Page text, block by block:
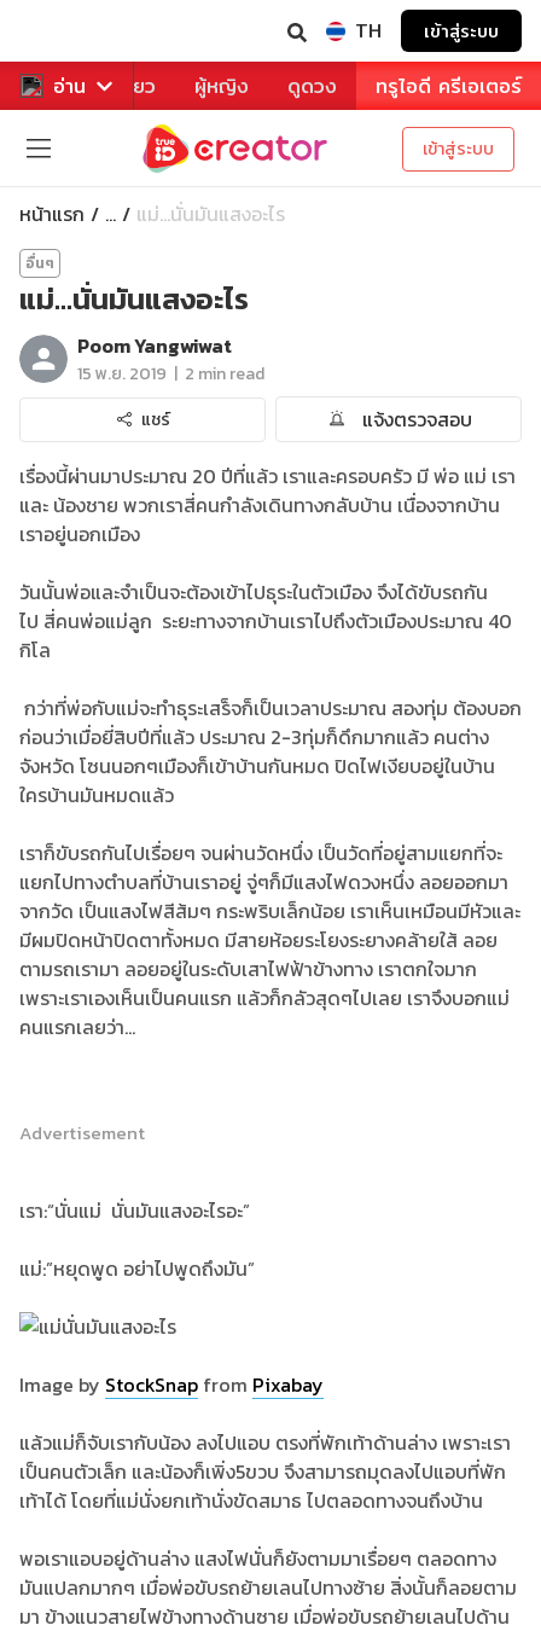
TH เข้าสู่ระบบ
อ่าน
หาร ท่องเที่ยว ผู้หญิง ดูดวง ทรูไอดี ครีเอเตอร์
เข้าสู่ระบบ
หน้าแรก ... แม่...นั่นมันแสงอะไร
อื่นๆ
แม่...นั่นมันแสงอะไร
Poom Yangwiwat
15 พ.ย. 2019 | 2 min read
แชร์
แจ้งตรวจสอบ
เรื่องนี้ผ่านมาประมาณ 20 ปีที่แล้ว เราและครอบครัว มี พ่อ แม่ เรา
และ น้องชาย พวกเราสี่คนกำลังเดินทางกลับบ้าน เนื่องจากบ้าน
เราอยู่นอกเมือง
วันนั้นพ่อและจำเป็นจะต้องเข้าไปธุระในตัวเมือง จึงได้ขับรถกัน
ไป สี่คนพ่อแม่ลูก ระยะทางจากบ้านเราไปถึงตัวเมืองประมาณ 40
กิโล
กว่าที่พ่อกับแม่จะทำธุระเสร็จก็เป็นเวลาประมาณ สองทุ่ม ต้องบอก
ก่อนว่าเมื่อยี่สิบปีที่แล้ว ประมาณ 2-3ทุ่มก็ดึกมากแล้ว คนต่าง
จังหวัด โซนนอกๆเมืองก็เข้าบ้านกันหมด ปิดไฟเงียบอยู่ในบ้าน
ใครบ้านมันหมดแล้ว
เราก็ขับรถกันไปเรื่อยๆ จนผ่านวัดหนึ่ง เป็นวัดที่อยู่สามแยกที่จะ
แยกไปทางตำบลที่บ้านเราอยู่ จู่ๆก็มีแสงไฟดวงหนึ่ง ลอยออกมา
จากวัด เป็นแสงไฟสีส้มๆ กระพริบเล็กน้อย เราเห็นเหมือนมีหัวและ
มีผมปิดหน้าปิดตาทั้งหมด มีสายห้อยระโยงระยางคล้ายใส้ ลอย
ตามรถเรามา ลอยอยู่ในระดับเสาไฟฟ้าข้างทาง เราตกใจมาก
เพราะเราเองเห็นเป็นคนแรก แล้วก็กลัวสุดๆไปเลย เราจึงบอกแม่
คนแรกเลยว่า…
Advertisement
เรา:“นั่นแม่ นั่นมันแสงอะไรอะ”
แม่:”หยุดพูด อย่าไปพูดถึงมัน”
Image by StockSnap from Pixabay
แล้วแม่ก็จับเรากับน้อง ลงไปแอบ ตรงที่พักเท้าด้านล่าง เพราะเรา
เป็นคนตัวเล็ก และน้องก็เพิ่ง5ขวบ จึงสามารถมุดลงไปแอบที่พัก
เท้าได้ โดยที่แม่นั่งยกเท้านั่งขัดสมาธ ไปตลอดทางจนถึงบ้าน
พอเราแอบอยู่ด้านล่าง แสงไฟนั่นก็ยังตามมาเรื่อยๆ ตลอดทาง
มันแปลกมากๆ เมื่อพ่อขับรถย้ายเลนไปทางซ้าย สิ่งนั้นก็ลอยตาม
มา ข้างแนวสายไฟข้างทางด้านซาย เมื่อพ่อขับรถย้ายเลนไปด้าน